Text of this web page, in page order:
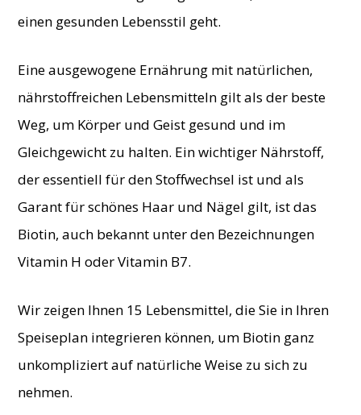
einen gesunden Lebensstil geht.
Eine ausgewogene Ernährung mit natürlichen,
nährstoffreichen Lebensmitteln gilt als der beste
Weg, um Körper und Geist gesund und im
Gleichgewicht zu halten. Ein wichtiger Nährstoff,
der essentiell für den Stoffwechsel ist und als
Garant für schönes Haar und Nägel gilt, ist das
Biotin, auch bekannt unter den Bezeichnungen
Vitamin H oder Vitamin B7.
Wir zeigen Ihnen 15 Lebensmittel, die Sie in Ihren
Speiseplan integrieren können, um Biotin ganz
unkompliziert auf natürliche Weise zu sich zu
nehmen.